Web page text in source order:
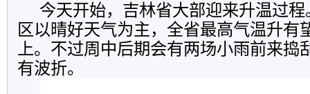
今天开始，吉林省大部迎来升温过
区以晴好天气为主，全省最高气温升
上。不过周中后期会有两场小雨前来捣
有波折。